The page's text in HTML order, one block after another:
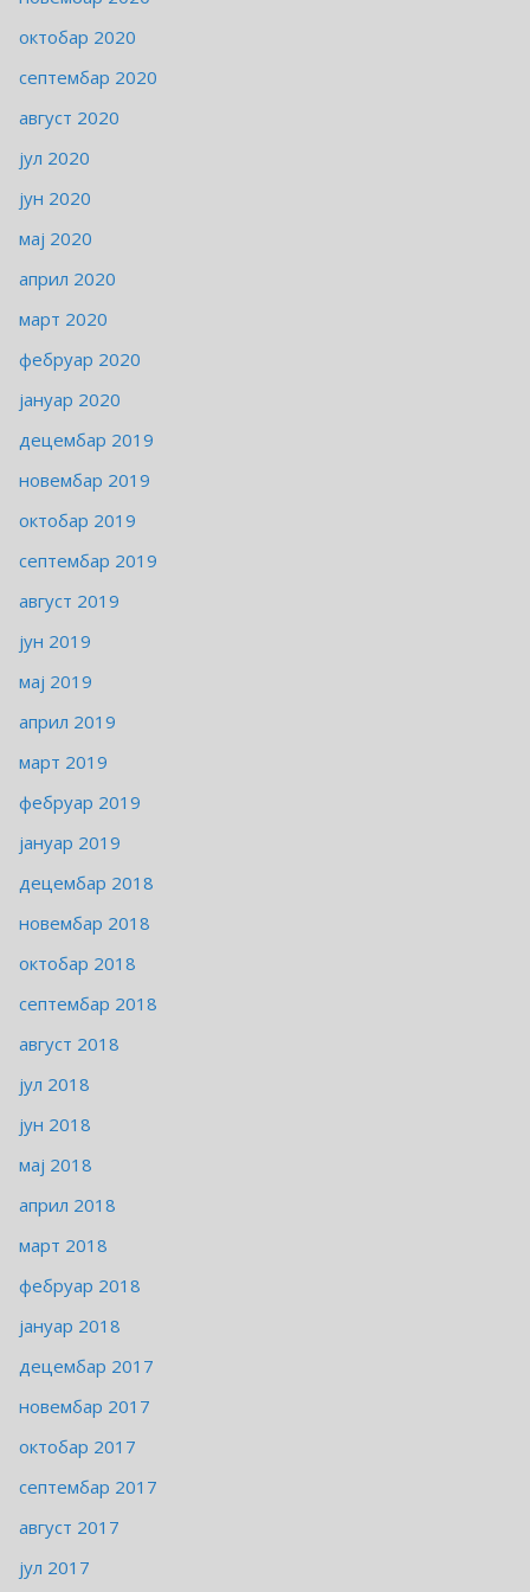
октобар 2020
септембар 2020
август 2020
јул 2020
јун 2020
мај 2020
април 2020
март 2020
фебруар 2020
јануар 2020
децембар 2019
новембар 2019
октобар 2019
септембар 2019
август 2019
јун 2019
мај 2019
април 2019
март 2019
фебруар 2019
јануар 2019
децембар 2018
новембар 2018
октобар 2018
септембар 2018
август 2018
јул 2018
јун 2018
мај 2018
април 2018
март 2018
фебруар 2018
јануар 2018
децембар 2017
новембар 2017
октобар 2017
септембар 2017
август 2017
јул 2017